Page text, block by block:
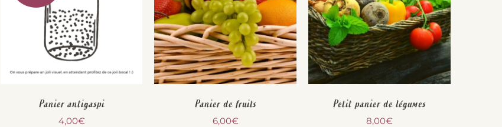
Panier antigaspi
4,00€
Panier de fruits
6,00€
Petit panier de légumes
8,00€